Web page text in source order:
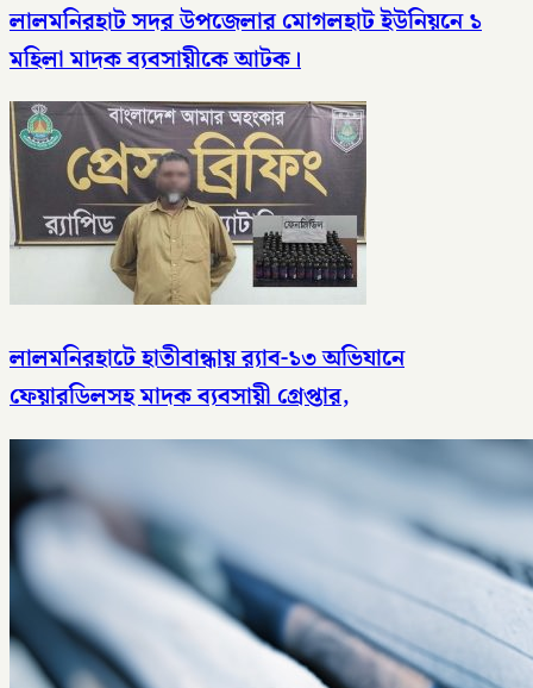
লালমনিরহাট সদর উপজেলার মোগলহাট ইউনিয়নে ১
মহিলা মাদক ব্যবসায়ীকে আটক।
লালমনিরহাটে হাতীবান্ধায় র‌্যাব-১৩ অভিযানে
ফেয়ারডিলসহ মাদক ব্যবসায়ী গ্রেপ্তার,